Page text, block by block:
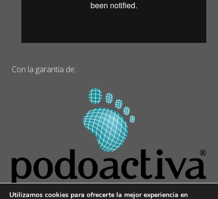
Con la garantía de:
Utilizamos cookies para ofrecerte la mejor experiencia en